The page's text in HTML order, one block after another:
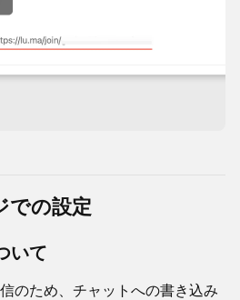
での設定
いて
のため、チャットへの書き込み